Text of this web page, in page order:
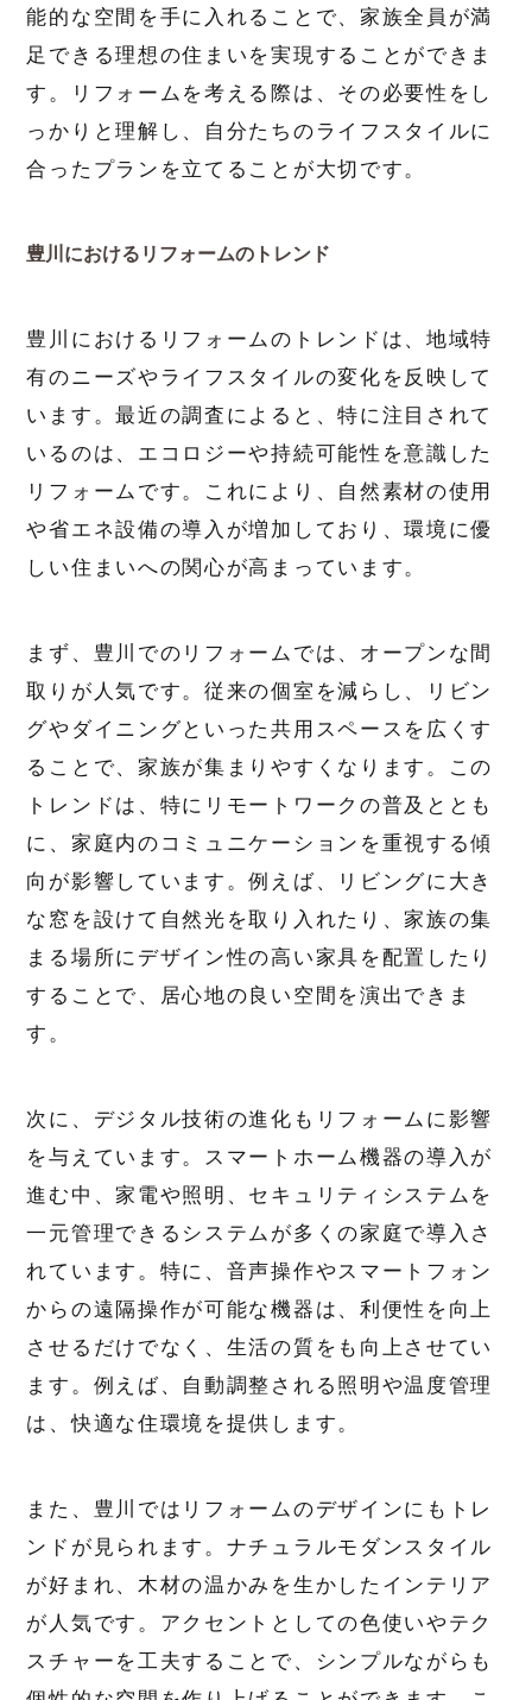
能的な空間を手に入れることで、家族全員が満
足できる理想の住まいを実現することができま
す。リフォームを考える際は、その必要性をし
っかりと理解し、自分たちのライフスタイルに
合ったプランを立てることが大切です。
豊川におけるリフォームのトレンド
豊川におけるリフォームのトレンドは、地域特
有のニーズやライフスタイルの変化を反映して
います。最近の調査によると、特に注目されて
いるのは、エコロジーや持続可能性を意識した
リフォームです。これにより、自然素材の使用
や省エネ設備の導入が増加しており、環境に優
しい住まいへの関心が高まっています。
まず、豊川でのリフォームでは、オープンな間
取りが人気です。従来の個室を減らし、リビン
グやダイニングといった共用スペースを広くす
ることで、家族が集まりやすくなります。この
トレンドは、特にリモートワークの普及ととも
に、家庭内のコミュニケーションを重視する傾
向が影響しています。例えば、リビングに大き
な窓を設けて自然光を取り入れたり、家族の集
まる場所にデザイン性の高い家具を配置したり
することで、居心地の良い空間を演出できま
す。
次に、デジタル技術の進化もリフォームに影響
を与えています。スマートホーム機器の導入が
進む中、家電や照明、セキュリティシステムを
一元管理できるシステムが多くの家庭で導入さ
れています。特に、音声操作やスマートフォン
からの遠隔操作が可能な機器は、利便性を向上
させるだけでなく、生活の質をも向上させてい
ます。例えば、自動調整される照明や温度管理
は、快適な住環境を提供します。
また、豊川ではリフォームのデザインにもトレ
ンドが見られます。ナチュラルモダンスタイル
が好まれ、木材の温かみを生かしたインテリア
が人気です。アクセントとしての色使いやテク
スチャーを工夫することで、シンプルながらも